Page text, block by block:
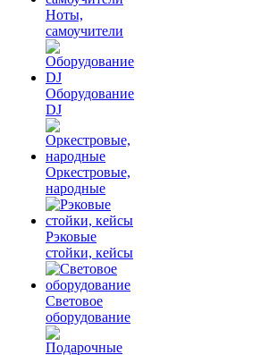
Ноты,
самоучители
Оборудование
DJ
Оркестровые,
народные
Рэковые
стойки, кейсы
Световое
оборудование